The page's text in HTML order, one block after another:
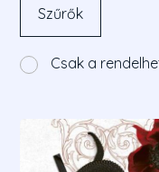
Szűrők
Csak a